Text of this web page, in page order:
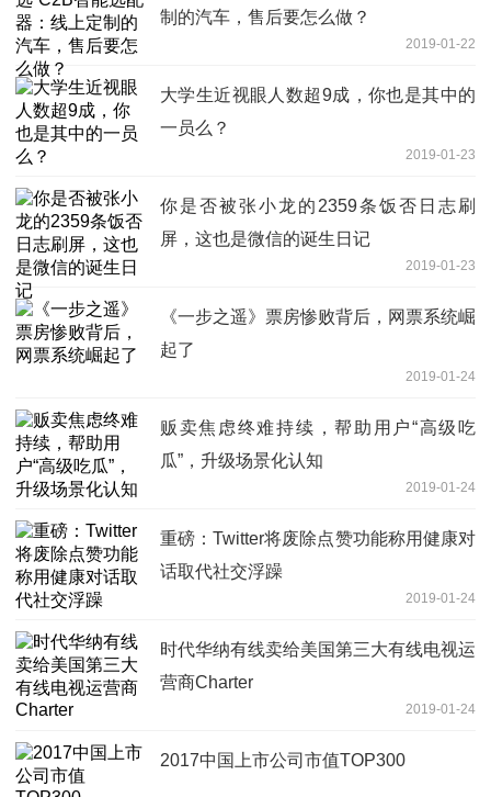
制的汽车，售后要怎么做？
2019-01-22
大学生近视眼人数超9成，你也是其中的
一员么？
2019-01-23
你是否被张小龙的2359条饭否日志刷
屏，这也是微信的诞生日记
2019-01-23
《一步之遥》票房惨败背后，网票系统崛
起了
2019-01-24
贩卖焦虑终难持续，帮助用户“高级吃
瓜”，升级场景化认知
2019-01-24
重磅：Twitter将废除点赞功能称用健康对
话取代社交浮躁
2019-01-24
时代华纳有线卖给美国第三大有线电视运
营商Charter
2019-01-24
2017中国上市公司市值TOP300